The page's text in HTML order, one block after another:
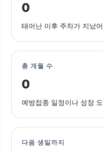
0
태어난 이후 주차가 지났
총 개월 수
0
예방접종 일정이나 성장
다음 생일까지